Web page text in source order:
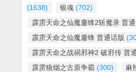
(1638)
银魂 (702)
霹雳天命之仙魔鏖锋2斩魔录 普
霹雳天命之仙魔鏖锋 普通话版
霹雳天命之战祸邪神2 破邪传 普
霹雳狼烟之古原争霸 (300) 麻